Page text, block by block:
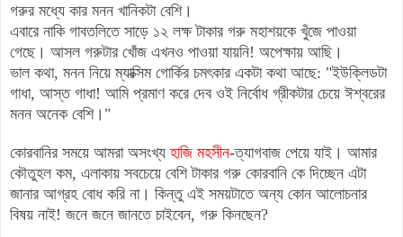
গরুর মধ্যে কার মনন খানিকটা বেশি।
এবারে নাকি গাবতলিতে সাড়ে ১২ লক্ষ টাকার গরু মহাশয়কে খুঁজে পাওয়া
গেছে। আসল গরুটার খোঁজ এখনও পাওয়া যায়নি! অপেক্ষায় আছি।
ভাল কথা, মনন নিয়ে ম্যাক্সিম গোর্কির চমৎকার একটা কথা আছে: "ইউক্লিডটা
গাধা, আস্ত গাধা! আমি প্রমাণ করে দেব ওই নির্বোধ গ্রীকটার চেয়ে ঈশ্বরের
মনন অনেক বেশি।"
কোরবানির সময়ে আমরা অসংখ্য হাজি মহসীন-ত্যাগবাজ পেয়ে যাই । আমার
কৌতুহল কম, এলাকায় সবচেয়ে বেশি টাকার গরু কোরবানি কে দিচ্ছেন এটা
জানার আগ্রহ বোধ করি না। কিন্তু এই সময়টাতে অন্য কোন আলোচনার
বিষয় নাই! জনে জনে জানতে চাইবেন, গরু কিনছেন?